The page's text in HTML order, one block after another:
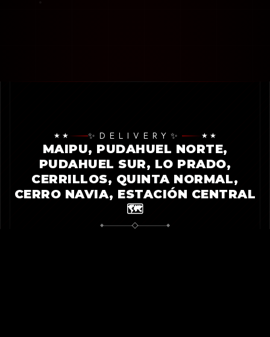
★ ★ ✨️DELIVERY✨️ ★ ★
MAIPU, PUDAHUEL NORTE,
PUDAHUEL SUR, LO PRADO,
CERRILLOS, QUINTA NORMAL,
CERRO NAVIA, ESTACIÓN CENTRAL
🗺
◆ ◆